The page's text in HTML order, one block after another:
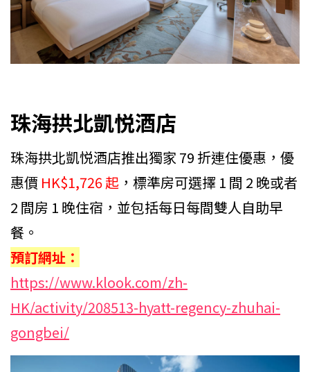
珠海拱北凱悦酒店
珠海拱北凱悦酒店推出獨家 79 折連住優惠，優
惠價 HK$1,726 起 ，標準房可選擇 1 間 2 晚或者
2 間房 1 晚住宿，並包括每日每間雙人自助早
餐。
預訂網址：
https://www.klook.com/zh-
HK/activity/208513-hyatt-regency-zhuhai-
gongbei/